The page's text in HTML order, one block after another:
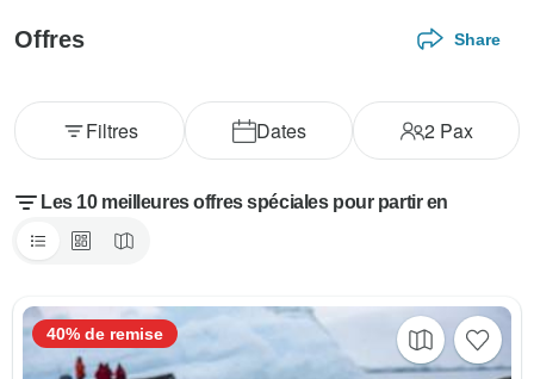
Offres Share
Dates 2Pax
Filtres
Les 10 meilleures offres spéciales pour partir en
40% de remise